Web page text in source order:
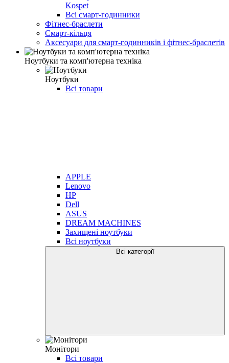
Kospet
Всі смарт-годинники
Фітнес-браслети
Смарт-кільця
Аксесуари для смарт-годинників і фітнес-браслетів
Ноутбуки та комп'ютерна техніка
Ноутбуки
Всі товари
APPLE
Lenovo
HP
Dell
ASUS
DREAM MACHINES
Захищені ноутбуки
Всі ноутбуки
Всі категорії
Монітори
Всі товари